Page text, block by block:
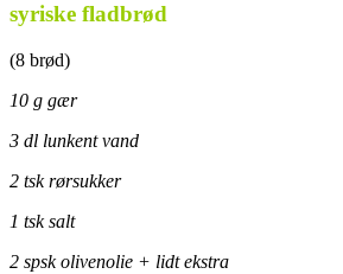
syriske fladbrød
(8 brød)
10 g gær
3 dl lunkent vand
2 tsk rørsukker
1 tsk salt
2 spsk olivenolie + lidt ekstra